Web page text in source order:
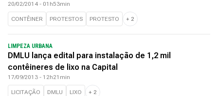
20/02/2014 - 01h53min
CONTÊINER PROTESTOS PROTESTO + 2
LIMPEZA URBANA
DMLU lança edital para instalação de 1,2 mil
contêineres de lixo na Capital
17/09/2013 - 12h21min
LICITAÇÃO DMLU LIXO + 2